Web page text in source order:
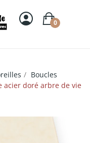
0
Boucles
acier doré arbre de vie